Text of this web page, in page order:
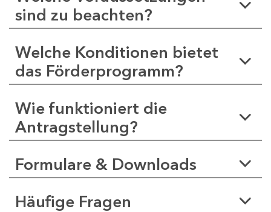
sind zu beachten?
Welche Konditionen bietet
das Förderprogramm?
Wie funktioniert die
Antragstellung?
Formulare & Downloads
Häufige Fragen